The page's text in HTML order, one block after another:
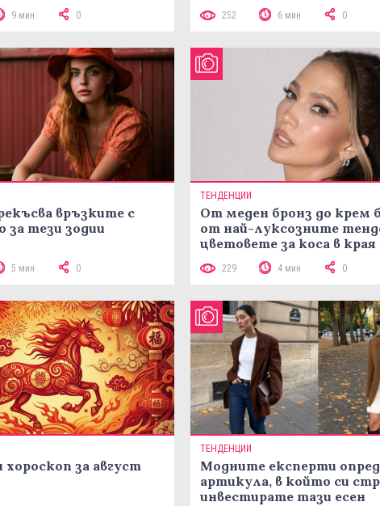
9 мин 0 252 6 мин 0
връзките с
за тези зодии
5 мин 0
ТЕНДЕНЦИИ
От меден бронз до крем
от най-луксозните
цветовете за коса в края
229 4 мин 0
за август
ТЕНДЕНЦИИ
Модните експерти
артикула, в който си
инвестирате тази есен